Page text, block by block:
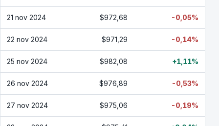
21 nov 2024 $972,68 -0,05%
22 nov 2024 $971,29 -0,14%
25 nov 2024 $982,08 +1,11%
26 nov 2024 $976,89 -0,53%
27 nov 2024 $975,06 -0,19%